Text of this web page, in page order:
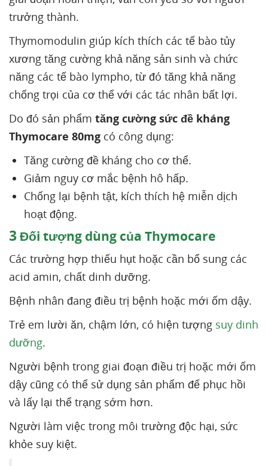
trưởng thành.
Thymomodulin giúp kích thích các tế bào tủy
xương tăng cường khả năng sản sinh và chức
năng các tế bào lympho, từ đó tăng khả năng
chống trọi của cơ thể với các tác nhân bất lợi.
Do đó sản phẩm tăng cường sức đề kháng
Thymocare 80mg có công dụng:
Tăng cường đề kháng cho cơ thể.
Giảm nguy cơ mắc bệnh hô hấp.
Chống lại bệnh tật, kích thích hệ miễn dịch
hoạt động.
3Đối tượng dùng của Thymocare
Các trường hợp thiếu hụt hoặc cần bổ sung các
acid amin, chất dinh dưỡng.
Bệnh nhân đang điều trị bệnh hoặc mới ốm dậy.
Trẻ em lười ăn, chậm lớn, có hiện tượng suy dinh
dưỡng.
Người bệnh trong giai đoạn điều trị hoặc mới ốm
dậy cũng có thể sử dụng sản phẩm để phục hồi
và lấy lại thể trạng sớm hơn.
Người làm việc trong môi trường độc hại, sức
khỏe suy kiệt.